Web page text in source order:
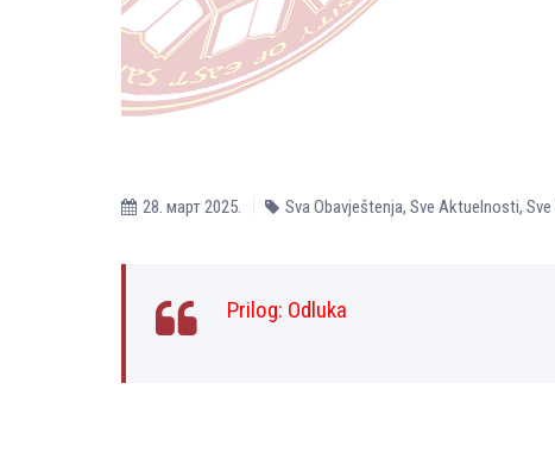
28. март 2025. Sva Obavještenja, Sve Aktuelnosti,
Prilog: Odluka